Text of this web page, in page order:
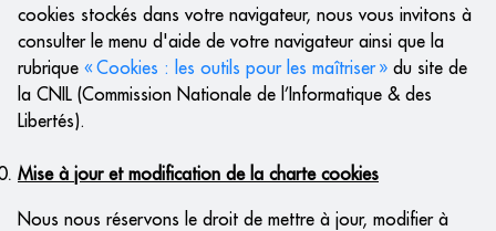
cookies stockés dans votre navigateur, nous vous invitons à
consulter le menu d'aide de votre navigateur ainsi que la
rubrique « Cookies : les outils pour les maîtriser » du site de
la CNIL (Commission Nationale de l’Informatique & des
Libertés).
Mise à jour et modification de la charte cookies
Nous nous réservons le droit de mettre à jour, modifier à